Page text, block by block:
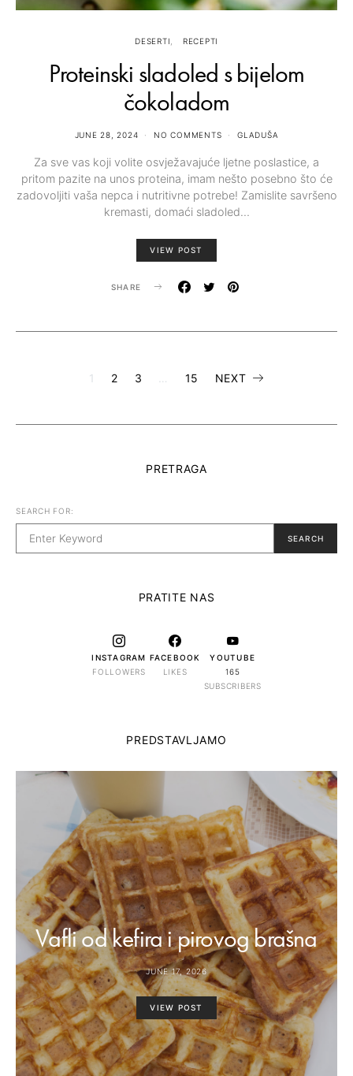
DESERTI RECEPTI
Proteinski sladoled s bijelom
čokoladom
JUNE 28, 2024 NO COMMENTS GLADUŠA
Za sve vas koji volite osvježavajuće ljetne poslastice, a
pritom pazite na unos proteina, imam nešto posebno što će
zadovoljiti vaša nepca i nutritivne potrebe! Zamislite savršeno
kremasti, domaći sladoled…
VIEW POST
SHARE
Posts
pagination
1 2 3 15 NEXT
PRETRAGA
SEARCH FOR:
SEARCH
PRATITE NAS
INSTAGRAM
FOLLOWERS
FACEBOOK
LIKES
YOUTUBE
165
SUBSCRIBERS
PREDSTAVLJAMO
Vafli od kefira i pirovog brašna
JUNE 17, 2026
VIEW POST